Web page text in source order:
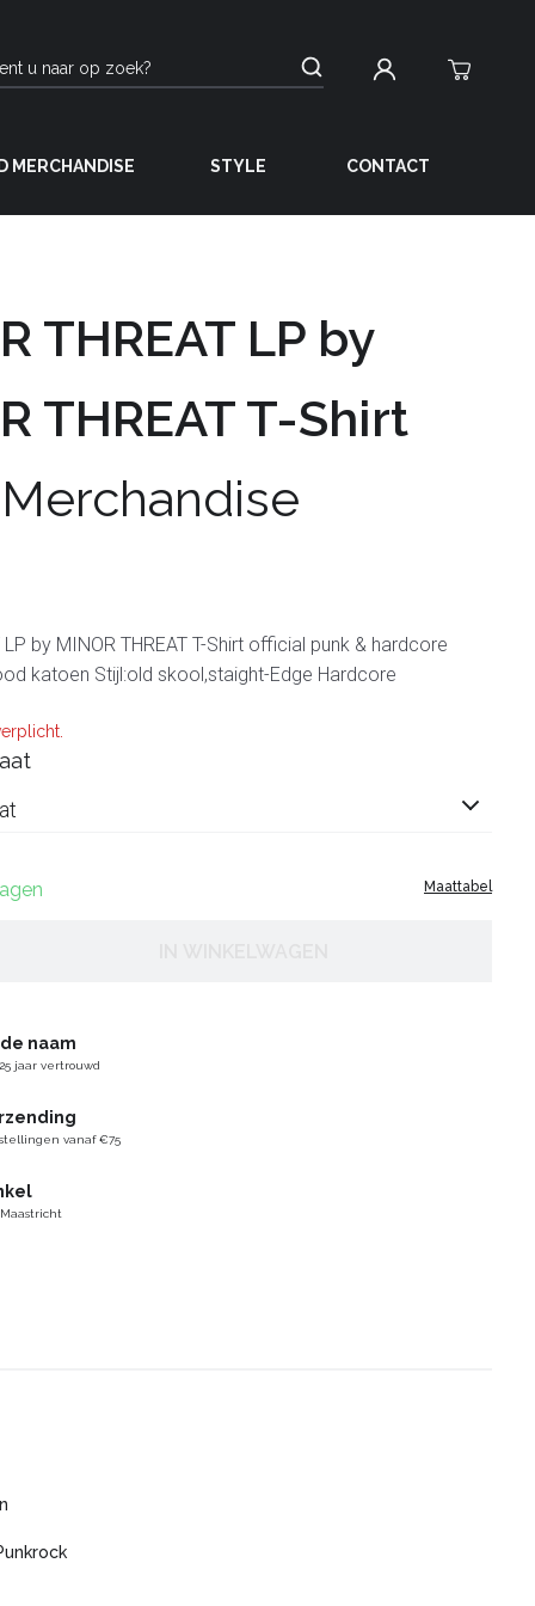
MERCHANDISE STYLE CONTACT
THREAT LP by
THREAT T-Shirt
LP by MINOR THREAT T-Shirt official punk & hardcore
katoen Stijl:old skool,staight-Edge Hardcore
Maattabel
naam
jaar vertrouwd
vanaf €75